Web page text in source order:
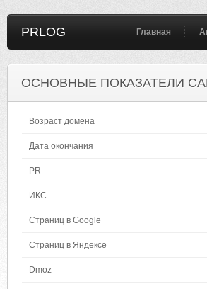
PRLOG Главная
ОСНОВНЫЕ ПОКАЗАТЕЛИ
Возраст домена
Дата окончания
PR
ИКС
Страниц в Google
Страниц в Яндексе
Dmoz